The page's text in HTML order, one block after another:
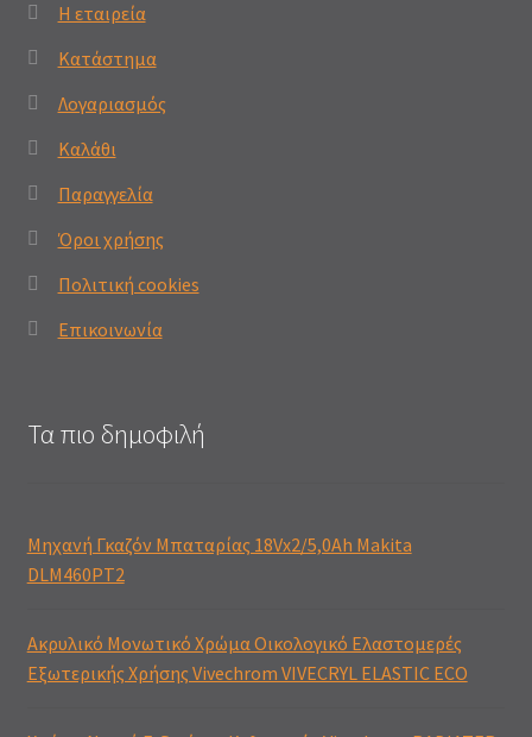
Η εταιρεία
Κατάστημα
Λογαριασμός
Καλάθι
Παραγγελία
Όροι χρήσης
Πολιτική cookies
Επικοινωνία
Τα πιο δημοφιλή
Μηχανή Γκαζόν Μπαταρίας 18Vx2/5,0Ah Makita
DLM460PT2
Ακρυλικό Μονωτικό Χρώμα Οικολογικό Ελαστομερές
Εξωτερικής Χρήσης Vivechrom VIVECRYL ELASTIC ECO